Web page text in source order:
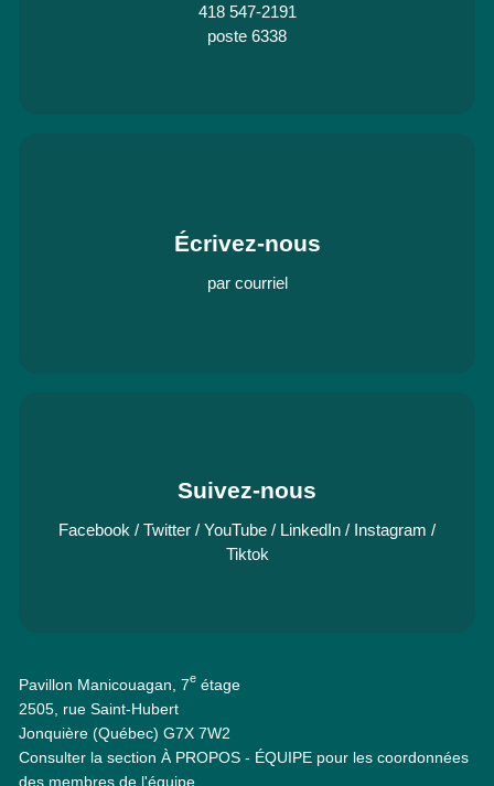
418 547-2191
poste 6338
Écrivez-nous
par courriel
Suivez-nous
Facebook / Twitter / YouTube / LinkedIn / Instagram /
Tiktok
Pavillon Manicouagan, 7e étage
2505, rue Saint-Hubert
Jonquière (Québec) G7X 7W2
Consulter la section À PROPOS - ÉQUIPE pour les coordonnées
des membres de l'équipe.